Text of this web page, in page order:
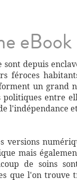
eBook
sont depuis
féroces
un grand
entre
l'indépendance
versions
mais
de soins
que l'on trouve